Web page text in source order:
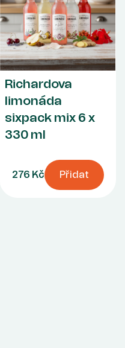
Richardova
limonáda
sixpack mix 6 x
330 ml
276 Kč Přidat